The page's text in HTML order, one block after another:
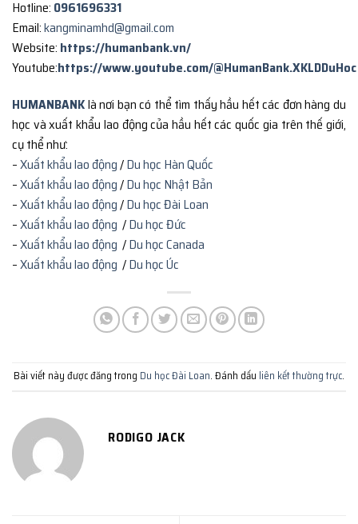
Hotline: 0961696331
Email:kangminamhd@gmail.com
Website: https://humanbank.vn/
Youtube:https://www.youtube.com/@HumanBank.XKLDDuHoc
HUMANBANKlà nơi bạn có thể tìm thấy hầu hết các đơn hàng du
học và xuất khẩu lao động của hầu hết các quốc gia trên thế giới,
cụ thể như:
–Xuất khẩu lao động/Du học Hàn Quốc
–Xuất khẩu lao động/Du học Nhật Bản
–Xuất khẩu lao động/Du học Đài Loan
–Xuất khẩu lao động /Du học Đức
–Xuất khẩu lao động /Du học Canada
–Xuất khẩu lao động /Du học Úc
Bài viết này được đăng trong Du học Đài Loan. Đánh dấu liên kết thường trực.
RODIGO JACK